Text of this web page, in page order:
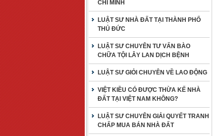
CHÍ MINH
LUẬT SƯ NHÀ ĐẤT TẠI THÀNH PHỐ
THỦ ĐỨC
LUẬT SƯ CHUYÊN TƯ VẤN BÀO
CHỮA TỘI LÂY LAN DỊCH BỆNH
LUẬT SƯ GIỎI CHUYÊN VỀ LAO ĐỘNG
VIỆT KIỀU CÓ ĐƯỢC THỪA KẾ NHÀ
ĐẤT TẠI VIỆT NAM KHÔNG?
LUẬT SƯ CHUYÊN GIẢI QUYẾT TRANH
CHẤP MUA BÁN NHÀ ĐẤT